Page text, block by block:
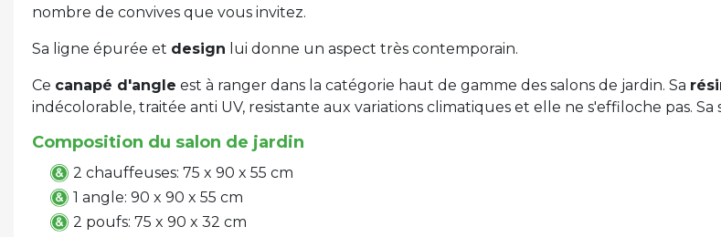
nombre de convives que vous invitez.
Sa ligne épurée et design lui donne un aspect très contemporain.
Ce canapé d'angle est à ranger dans la catégorie haut de gamme des salons de jardin. Sa
indécolorable, traitée anti UV, resistante aux variations climatiques et elle ne s'effiloche pas.
Composition du salon de jardin
2 chauffeuses: 75 x 90 x 55 cm
1 angle: 90 x 90 x 55 cm
2 poufs: 75 x 90 x 32 cm